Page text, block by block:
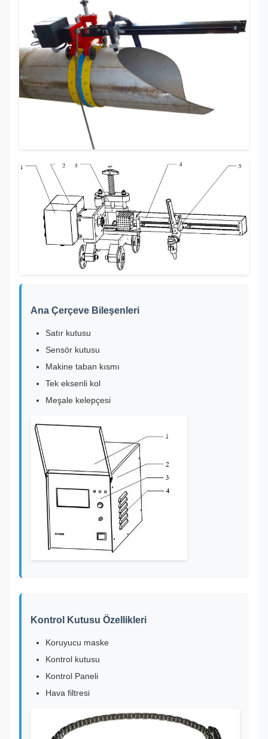
Ana Çerçeve Bileşenleri
Satır kutusu
Sensör kutusu
Makine taban kısmı
Tek eksenli kol
Meşale kelepçesi
Kontrol Kutusu Özellikleri
Koruyucu maske
Kontrol kutusu
Kontrol Paneli
Hava filtresi